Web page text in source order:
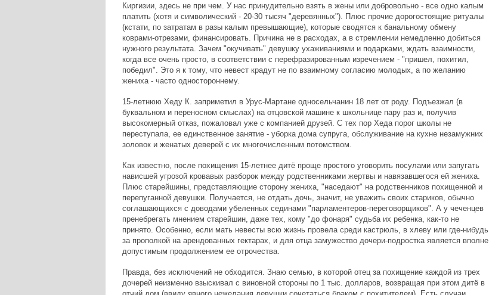
Киргизии, здесь не при чем. У нас принудительно взять в жены или добровольно - все одно калым
платить (хотя и символический - 20-30 тысяч "деревянных"). Плюс прочие дорогостоящие ритуалы
(кстати, по затратам в разы калым превышающие), которые сводятся к банальному обмену
коврами-отрезами, финансировать. Причина не в расходах, а в стремлении немедленно добиться
нужного результата. Зачем "окучивать" девушку ухаживаниями и подарками, ждать взаимности,
когда все очень просто, в соответствии с перефразированным изречением - "пришел, похитил,
победил". Это я к тому, что невест крадут не по взаимному согласию молодых, а по желанию
жениха - часто одностороннему.
15-летнюю Хеду К. заприметил в Урус-Мартане односельчанин 18 лет от роду. Подъезжал (в
буквальном и переносном смыслах) на отцовской машине к школьнице пару раз и, получив
высокомерный отказ, пожаловал уже с компанией друзей. С тех пор Хеда порог школы не
переступала, ее единственное занятие - уборка дома супруга, обслуживание на кухне незамужних
золовок и женатых деверей с их многочисленным потомством.
Как известно, после похищения 15-летнее дитё проще простого уговорить посулами или запугать
нависшей угрозой кровавых разборок между родственниками жертвы и навязавшегося ей жениха.
Плюс старейшины, представляющие сторону жениха, "наседают" на родственников похищенной и
перепуганной девушки. Получается, не отдать дочь, значит, не уважить своих стариков, обычно
соглашающихся с доводами убеленных сединами "парламентеров-переговорщиков". А у чеченцев
пренебрегать мнением старейшин, даже тех, кому "до фонаря" судьба их ребенка, как-то не
принято. Особенно, если мать невесты всю жизнь провела среди кастрюль, в хлеву или где-нибудь
за прополкой на арендованных гектарах, и для отца замужество дочери-подростка является вполне
допустимым продолжением ее отрочества.
Правда, без исключений не обходится. Знаю семью, в которой отец за похищение каждой из трех
дочерей неизменно взыскивал с виновной стороны по 1 тыс. долларов, возвращая при этом дитё в